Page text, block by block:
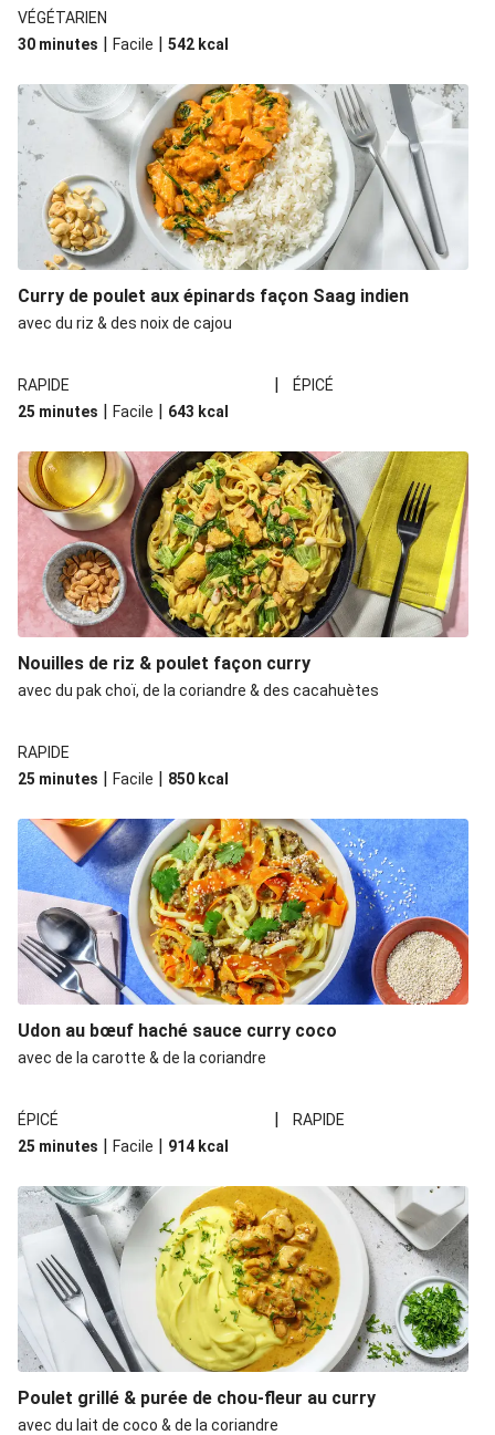
VÉGÉTARIEN
30 minutes | Facile | 542 kcal
Curry de poulet aux épinards façon Saag indien
avec du riz & des noix de cajou
RAPIDE |
ÉPICÉ
25 minutes | Facile | 643 kcal
Nouilles de riz & poulet façon curry
avec du pak choï, de la coriandre & des cacahuètes
RAPIDE
25 minutes | Facile | 850 kcal
Udon au bœuf haché sauce curry coco
avec de la carotte & de la coriandre
ÉPICÉ |
RAPIDE
25 minutes | Facile | 914 kcal
Poulet grillé & purée de chou-fleur au curry
avec du lait de coco & de la coriandre